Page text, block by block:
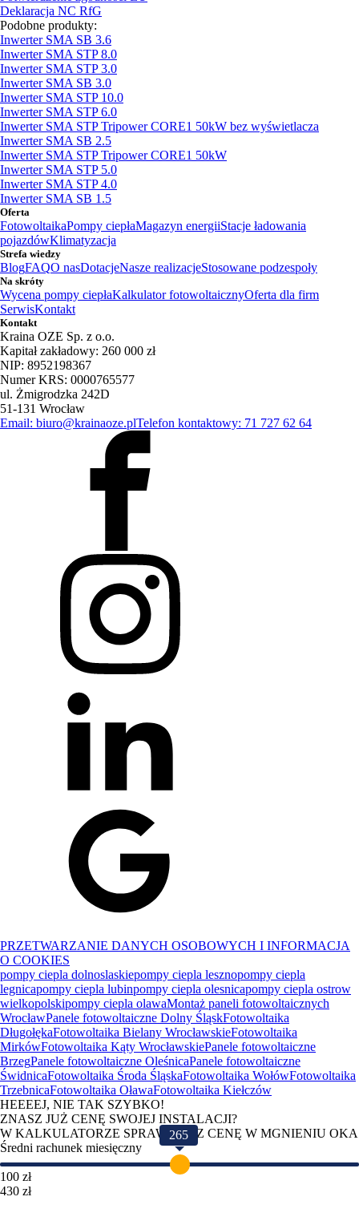
Deklaracja NC RfG
Podobne produkty:
Inwerter SMA SB 3.6
Inwerter SMA STP 8.0
Inwerter SMA STP 3.0
Inwerter SMA SB 3.0
Inwerter SMA STP 10.0
Inwerter SMA STP 6.0
Inwerter SMA STP Tripower CORE1 50kW bez wyświetlacza
Inwerter SMA SB 2.5
Inwerter SMA STP Tripower CORE1 50kW
Inwerter SMA STP 5.0
Inwerter SMA STP 4.0
Inwerter SMA SB 1.5
Oferta
FotowoltaikaPompy ciepłaMagazyn energiiStacje ładowania
pojazdówKlimatyzacja
Strefa wiedzy
BlogFAQO nasDotacjeNasze realizacjeStosowane podzespoły
Na skróty
Wycena pompy ciepłaKalkulator fotowoltaicznyOferta dla firm
SerwisKontakt
Kontakt
Kraina OZE Sp. z o.o.
Kapitał zakładowy: 260 000 zł
NIP: 8952198367
Numer KRS: 0000765577
ul. Żmigrodzka 242D
51-131 Wrocław
Email: biuro@krainaoze.plTelefon kontaktowy: 71 727 62 64
PRZETWARZANIE DANYCH OSOBOWYCH I INFORMACJA
O COOKIES
pompy ciepla dolnoslaskiepompy ciepla lesznopompy ciepla
legnicapompy ciepla lubinpompy ciepla olesnicapompy ciepla ostrow
wielkopolskipompy ciepla olawaMontaż paneli fotowoltaicznych
WrocławPanele fotowoltaiczne Dolny ŚląskFotowoltaika
DługołękaFotowoltaika Bielany WrocławskieFotowoltaika
MirkówFotowoltaika Kąty WrocławskiePanele fotowoltaiczne
BrzegPanele fotowoltaiczne OleśnicaPanele fotowoltaiczne
ŚwidnicaFotowoltaika Środa ŚląskaFotowoltaika WołówFotowoltaika
TrzebnicaFotowoltaika OławaFotowoltaika Kiełczów
HEEEEJ, NIE TAK SZYBKO!
ZNASZ JUŻ CENĘ SWOJEJ INSTALACJI?
W KALKULATORZE SPRAWDZISZ CENĘ W MGNIENIU OKA
Średni rachunek miesięczny
265
100 zł
430 zł